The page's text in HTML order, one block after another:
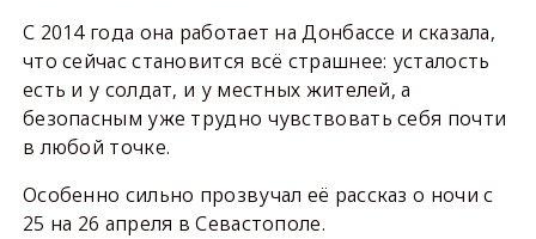
С 2014 года она работает на Донбассе и сказала,
что сейчас становится всё страшнее: усталость
есть и у солдат, и у местных жителей, а
безопасным уже трудно чувствовать себя почти
в любой точке.
Особенно сильно прозвучал её рассказ о ночи с
25 на 26 апреля в Севастополе.